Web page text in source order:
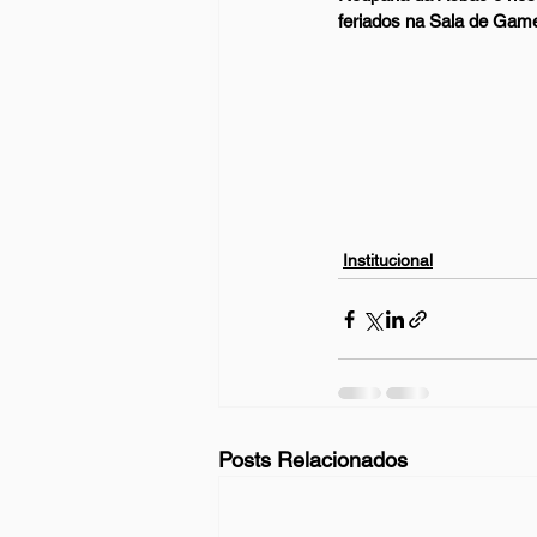
feriados na Sala de
Institucional
Posts Relacionados